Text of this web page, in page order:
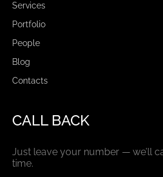
Services
Portfolio
People
Blog
Contacts
CALL BACK
Just leave your number — we’ll
time.